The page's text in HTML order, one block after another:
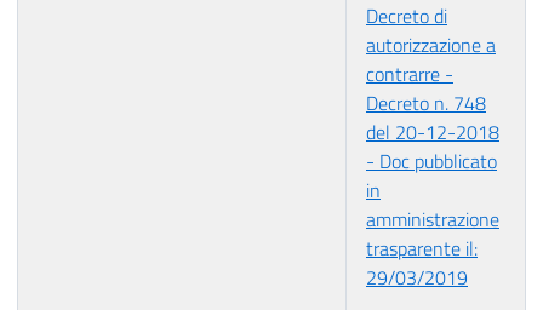
Decreto di
autorizzazione a
contrarre -
Decreto n. 748
del 20-12-2018
- Doc pubblicato
in
amministrazione
trasparente il:
29/03/2019